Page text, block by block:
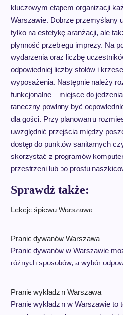
kluczowym etapem organizacji
Warszawie. Dobrze przemyślany
tylko na estetykę aranżacji, ale
płynność przebiegu imprezy. Na
wydarzenia oraz liczbę
odpowiedniej liczby stołów i
wyposażenia. Następnie należy
funkcjonalne – miejsce do
taneczny powinny być
dla gości. Przy planowaniu
uwzględnić przejścia między
dostęp do punktów sanitarnych
skorzystać z programów
przestrzeni lub po prostu
Sprawdź także:
Lekcje śpiewu Warszawa
Pranie dywanów Warszawa
Pranie dywanów w Warszawie
różnych sposobów, a wybór
Pranie wykładzin Warszawa
Pranie wykładzin w Warszawie to